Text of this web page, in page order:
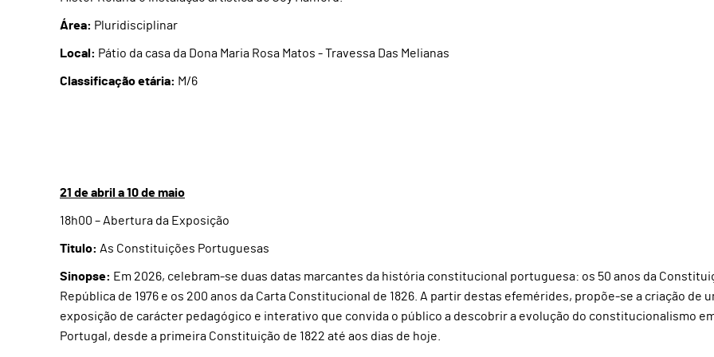
Área: Pluridisciplinar
Local: Pátio da casa da Dona Maria Rosa Matos - Travessa Das Melianas
Classificação etária: M/6
21 de abril a 10 de maio
18h00 – Abertura da Exposição
Titulo: As Constituições Portuguesas
Sinopse: Em 2026, celebram-se duas datas marcantes da história constitucional portuguesa: os 50 anos da
República de 1976 e os 200 anos da Carta Constitucional de 1826. A partir destas efemérides, propõe-se a criação de
exposição de carácter pedagógico e interativo que convida o público a descobrir a evolução do constitucionalismo
Portugal, desde a primeira Constituição de 1822 até aos dias de hoje.